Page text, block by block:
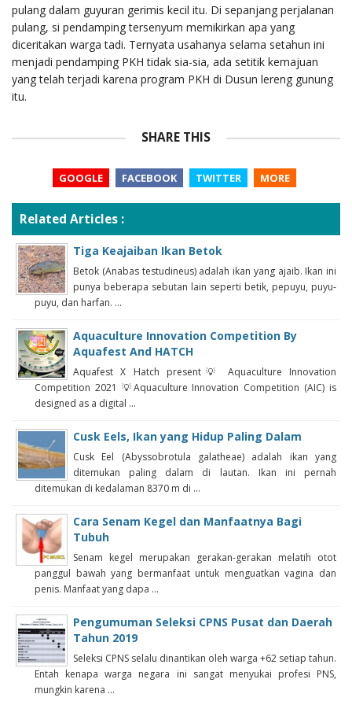
pulang dalam guyuran gerimis kecil itu. Di sepanjang perjalanan
pulang, si pendamping tersenyum memikirkan apa yang
diceritakan warga tadi. Ternyata usahanya selama setahun ini
menjadi pendamping PKH tidak sia-sia, ada setitik kemajuan
yang telah terjadi karena program PKH di Dusun lereng gunung
itu.
SHARE THIS
GOOGLE FACEBOOK TWITTER MORE
Related Articles :
Tiga Keajaiban Ikan Betok
Betok (Anabas testudineus) adalah ikan yang ajaib. Ikan ini
punya beberapa sebutan lain seperti betik, pepuyu, puyu-
puyu, dan harfan. ...
Aquaculture Innovation Competition By
Aquafest And HATCH
Aquafest X Hatch present💡 Aquaculture Innovation
Competition 2021 💡Aquaculture Innovation Competition (AIC) is
designed as a digital ...
Cusk Eels, Ikan yang Hidup Paling Dalam
Cusk Eel (Abyssobrotula galatheae) adalah ikan yang
ditemukan paling dalam di lautan. Ikan ini pernah
ditemukan di kedalaman 8370 m di ...
Cara Senam Kegel dan Manfaatnya Bagi
Tubuh
Senam kegel merupakan gerakan-gerakan melatih otot
panggul bawah yang bermanfaat untuk menguatkan vagina dan
penis. Manfaat yang dapa ...
Pengumuman Seleksi CPNS Pusat dan Daerah
Tahun 2019
Seleksi CPNS selalu dinantikan oleh warga +62 setiap tahun.
Entah kenapa warga negara ini sangat menyukai profesi PNS,
mungkin karena ...